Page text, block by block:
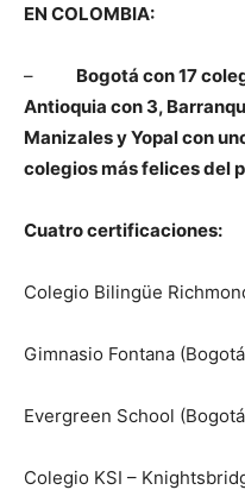
EN COLOMBIA:
– Bogotá con 17
Antioquia con 3,
Manizales y Yopal con
colegios más felices del
Cuatro certificaciones:
Colegio Bilingüe
Gimnasio Fontana
Evergreen School
Colegio KSI –